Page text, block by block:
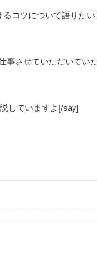
コツについて語りたい
事させていただいてい
していますよ[/say]